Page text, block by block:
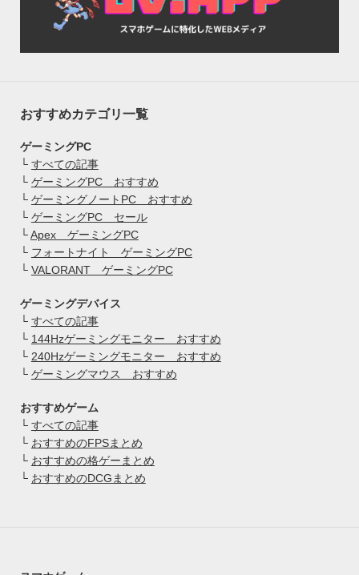
おすすめカテゴリ一覧
ゲーミングPC
└ すべての記事
└ ゲーミングPC おすすめ
└ ゲーミングノートPC おすすめ
└ ゲーミングPC セール
└Apex ゲーミングPC
└ フォートナイト ゲーミングPC
└ VALORANT ゲーミングPC
ゲーミングデバイス
└ すべての記事
└ 144Hzゲーミングモニター おすすめ
└ 240Hzゲーミングモニター おすすめ
└ ゲーミングマウス おすすめ
おすすめゲーム
└ すべての記事
└ おすすめのFPSまとめ
└ おすすめの格ゲーまとめ
└ おすすめのDCGまとめ